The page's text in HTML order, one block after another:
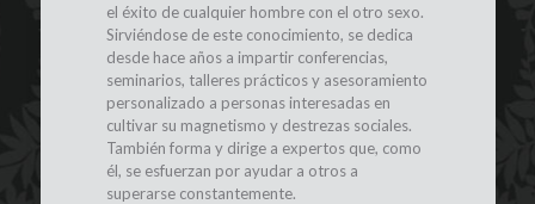
el éxito de cualquier hombre con el otro sexo.
Sirviéndose de este conocimiento, se dedica
desde hace años a impartir conferencias,
seminarios, talleres prácticos y asesoramiento
personalizado a personas interesadas en
cultivar su magnetismo y destrezas sociales.
También forma y dirige a expertos que, como
él, se esfuerzan por ayudar a otros a
superarse constantemente.